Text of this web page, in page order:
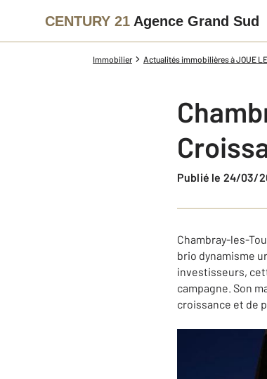
CENTURY 21 Agence Grand Sud
Immobilier Actualités immobilières à JOUE
Publié le 24/03/
Chambray-les-
brio dynamisme
investisseurs,
campagne. Son
croissance et de